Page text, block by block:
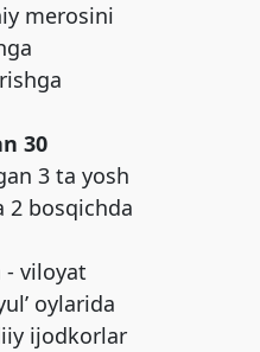
merosini
30
3 ta yosh
2 bosqichda
- viloyat
oylarida
ijodkorlar